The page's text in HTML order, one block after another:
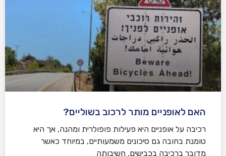
האם לאופניים מותר לרכוב בשוליים?
רכיבה על אופניים היא פעילות פופולרית ומהנה, אך היא
טומנת בחובה גם סיכונים משמעותיים, במיוחד כאשר
מדובר ברכיבה בכבישים. חשיבותה